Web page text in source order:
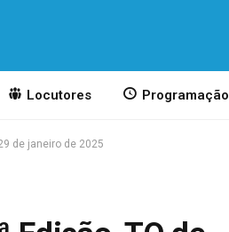
Locutores Programação
de janeiro de 2025